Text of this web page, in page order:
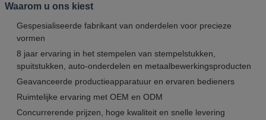
Waarom u ons kiest
Gespesialiseerde fabrikant van onderdelen voor precieze
vormen
8 jaar ervaring in het stempelen van stempelstukken,
spuitstukken, auto-onderdelen en metaalbewerkingsproducten
Geavanceerde productieapparatuur en ervaren bedieners
Ruimtelijke ervaring met OEM en ODM
Concurrerende prijzen, hoge kwaliteit en snelle levering